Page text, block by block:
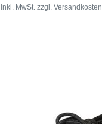
inkl. MwSt. zzgl. Versandkosten